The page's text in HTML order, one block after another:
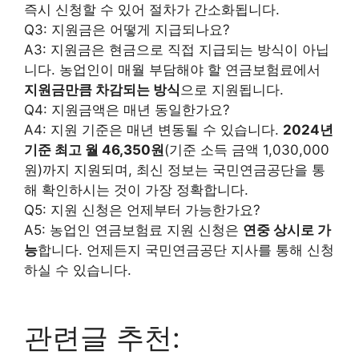
즉시 신청할 수 있어 절차가 간소화됩니다.
Q3: 지원금은 어떻게 지급되나요?
A3: 지원금은 현금으로 직접 지급되는 방식이 아닙
니다. 농업인이 매월 부담해야 할 연금보험료에서
지원금만큼 차감되는 방식 으로 지원됩니다.
Q4: 지원금액은 매년 동일한가요?
A4: 지원 기준은 매년 변동될 수 있습니다. 2024년
기준 최고 월 46,350원(기준 소득 금액 1,030,000
원)까지 지원되며, 최신 정보는 국민연금공단을 통
해 확인하시는 것이 가장 정확합니다.
Q5: 지원 신청은 언제부터 가능한가요?
A5: 농업인 연금보험료 지원 신청은 연중 상시로 가
능합니다. 언제든지 국민연금공단 지사를 통해 신청
하실 수 있습니다.
관련글 추천: